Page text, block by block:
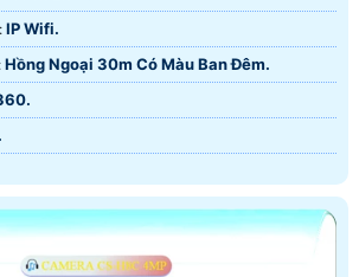
🤖️ Sử dụng công nghệ : IP Wifi.
🌜 Tầm Nhìn Ban Đêm : Hồng Ngoại 30m Có Màu Ban Đêm.